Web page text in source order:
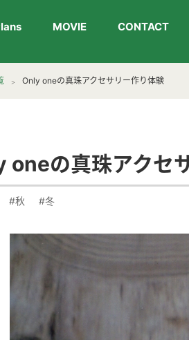
MOVIE CONTACT
Only oneの真珠アクセサリー作り体験
oneの真珠アクセ
#秋 #冬